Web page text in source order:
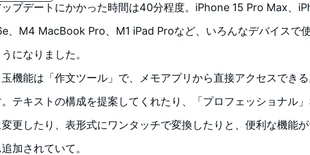
ップデートにかかった時間は40分程度。iPhone 15 Pro Max、
、M4 MacBook Pro、M1 iPad Proなど、いろんなデバイスで
になりました。
玉機能は「作文ツール」で、メモアプリから直接アクセスでき
テキストの構成を提案してくれたり、「プロフェッショナル
変更したり、表形式にワンタッチで変換したりと、便利な機能が
加されていて。